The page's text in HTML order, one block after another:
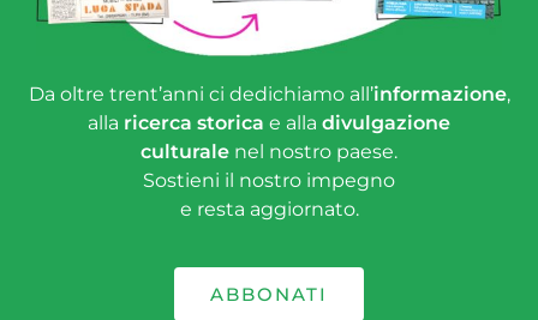
Da oltre trent’anni ci dedichiamo all’informazione,
alla ricerca storica e alla divulgazione
culturale nel nostro paese.
Sostieni il nostro impegno
e resta aggiornato.
ABBONATI